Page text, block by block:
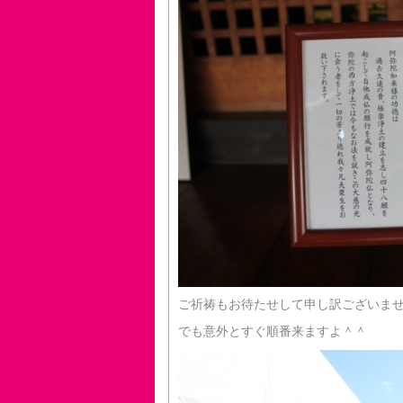
ご祈祷もお待たせして申し訳ございま
でも意外とすぐ順番来ますよ＾＾